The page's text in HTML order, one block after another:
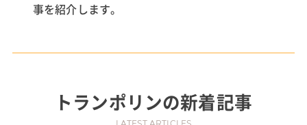
事を紹介します。
トランポリンの新着記事